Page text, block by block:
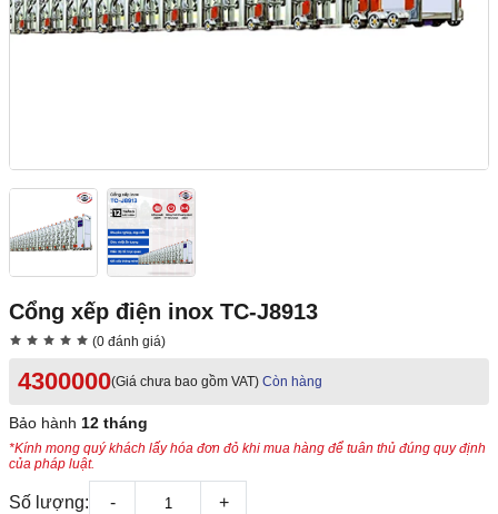
Cổng xếp điện inox TC-J8913
(0 đánh giá)
4300000(Giá chưa bao gồm VAT) Còn hàng
Bảo hành 12 tháng
*Kính mong quý khách lấy hóa đơn đỏ khi mua hàng để tuân thủ đúng quy định
của pháp luật.
Số lượng: - +